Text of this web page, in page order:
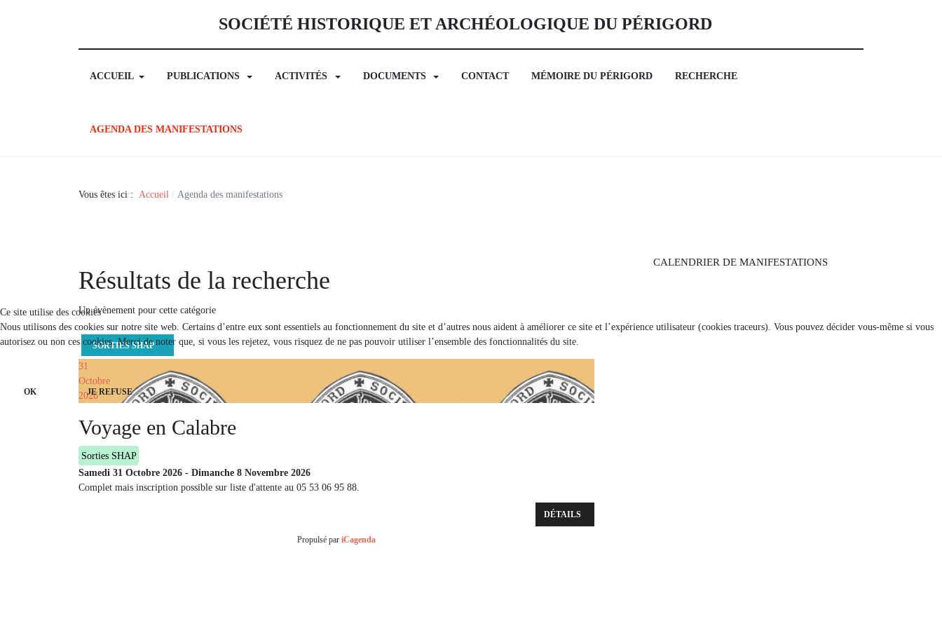
SOCIÉTÉ HISTORIQUE ET ARCHÉOLOGIQUE DU PÉRIGORD
ACCUEIL PUBLICATIONS ACTIVITÉS DOCUMENTS CONTACT MÉMOIRE DU PÉRIGORD RECHERCHE
AGENDA DES MANIFESTATIONS
Vous êtes ici : Accueil Agenda des manifestations
Résultats de la recherche
Un évènement pour cette catégorie
SORTIES SHAP
31
Octobre
2026
Voyage en Calabre
Sorties SHAP
Samedi 31 Octobre 2026 - Dimanche 8 Novembre 2026
Complet mais inscription possible sur liste d'attente au 05 53 06 95 88.
DÉTAILS
Propulsé par iCagenda
CALENDRIER DE MANIFESTATIONS
Ce site utilise des cookies
Nous utilisons des cookies sur notre site web. Certains d’entre eux sont essentiels au fonctionnement du site et d’autres nous aident à améliorer ce site et l’expérience utilisateur (cookies traceurs). Vous pouvez décider vous-même si vous
autorisez ou non ces cookies. Merci de noter que, si vous les rejetez, vous risquez de ne pas pouvoir utiliser l’ensemble des fonctionnalités du site.
OK JE REFUSE